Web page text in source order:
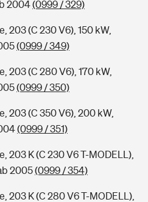
2004(0999 / 329)
203 (C 230 V6), 150 kW,
(0999 / 349)
203 (C 280 V6), 170 kW,
(0999 / 350)
203 (C 350 V6), 200 kW,
(0999 / 351)
203 K (C 230 V6 T-MODELL),
2005(0999 / 354)
203 K (C 280 V6 T-MODELL),